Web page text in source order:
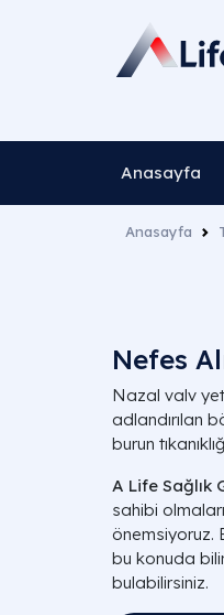
Anasayfa
Anasayfa
Nefes
Nazal valv
adlandırılan
burun
A Life Sağlık
sahibi
önemsiyoruz.
bu konuda
bulabilirsiniz.